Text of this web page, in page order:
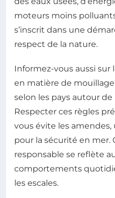
moteurs moins
s’inscrit dans une
respect de la nature.
Informez-vous aussi sur
en matière de
selon les pays autour
Respecter ces règles
vous évite les
pour la sécurité en mer.
responsable se reflète
comportements
les escales.